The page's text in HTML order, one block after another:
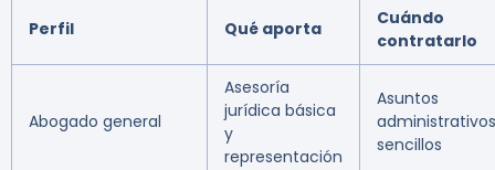
Perfil Qué aporta
Cuándo
contratarlo
Abogado general
Asesoría
jurídica básica
y
representación
Asuntos
administrativos
sencillos